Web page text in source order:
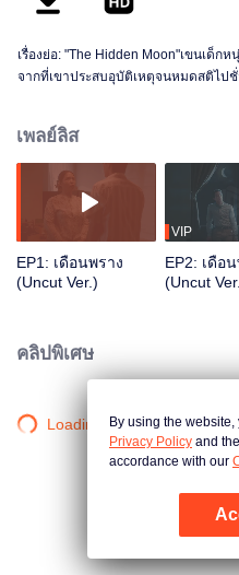
เรื่องย่อ: "The Hidden Moon"เขนเด็ก
จากที่เขาประสบอุบัติเหตุจนหมดสติไป
เพลย์ลิส
EP1: เดือนพราง
(Uncut Ver.)
VIP
EP2: เดือ
(Uncut
คลิปพิเศษ
Loading…By using the
Privacy Policy and
accordance with our